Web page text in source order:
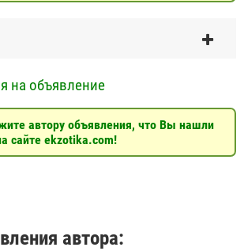
на объявление
автору объявления, что Вы нашли
сайте ekzotika.com!
автора: